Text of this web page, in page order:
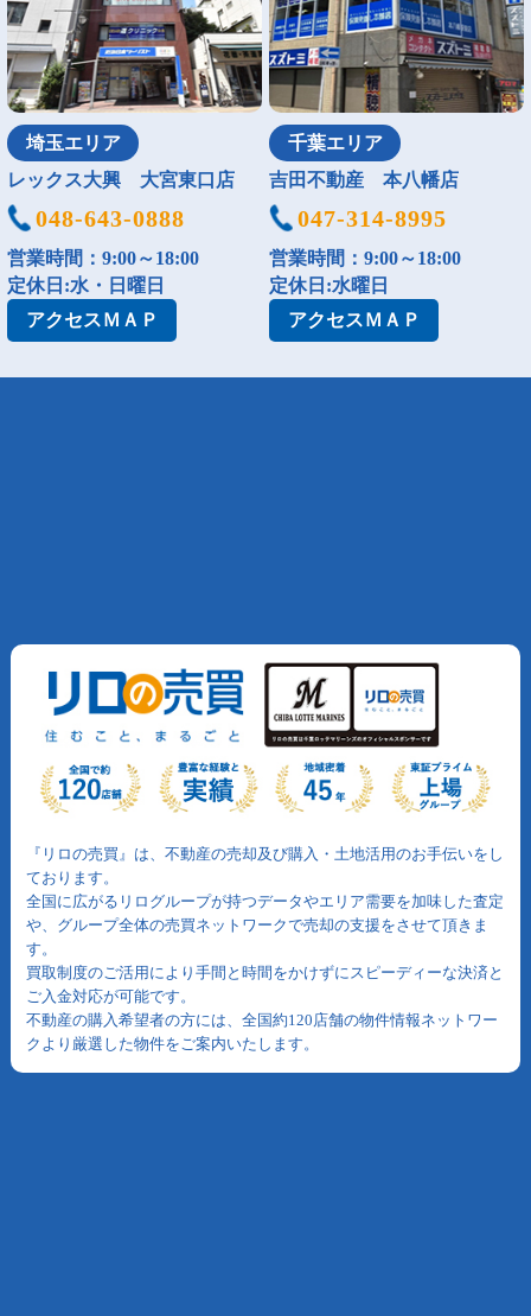
埼玉エリア
レックス大興 大宮東口店
048-643-0888
営業時間：9:00～18:00
定休日:水・日曜日
アクセスＭＡＰ
千葉エリア
吉田不動産 本八幡店
047-314-8995
営業時間：9:00～18:00
定休日:水曜日
アクセスＭＡＰ
『リロの売買』は、不動産の売却及び購入・土地活用のお手伝いをし
ております。
全国に広がるリログループが持つデータやエリア需要を加味した査定
や、グループ全体の売買ネットワークで売却の支援をさせて頂きま
す。
買取制度のご活用により手間と時間をかけずにスピーディーな決済と
ご入金対応が可能です。
不動産の購入希望者の方には、全国約120店舗の物件情報ネットワー
クより厳選した物件をご案内いたします。